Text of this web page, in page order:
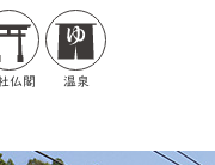
仏閣 温泉